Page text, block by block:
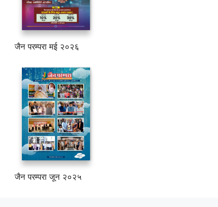
जैन परम्परा मई २०२६
जैन परम्परा जून २०२५